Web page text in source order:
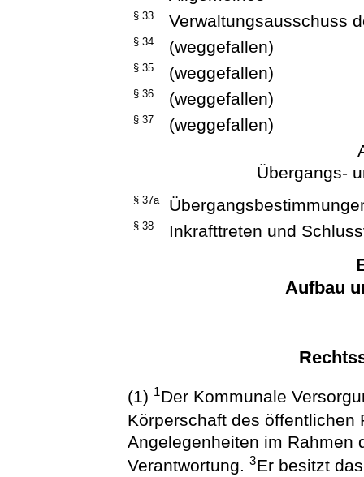
§ 33 Verwaltungsausschuss
§ 34 (weggefallen)
§ 35 (weggefallen)
§ 36 (weggefallen)
§ 37
(weggefallen)
Übergangs-
§ 37a
§ 38 Inkrafttreten und
Aufbau
(1) 1Der Kommunale
Körperschaft des öffentlichen
Angelegenheiten im Rahmen
Verantwortung.3Er besitzt